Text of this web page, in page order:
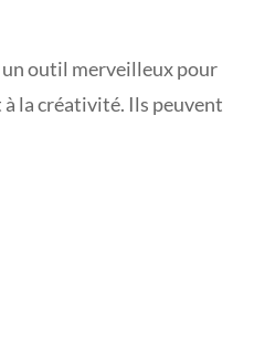
outil merveilleux pour
la créativité. Ils peuvent